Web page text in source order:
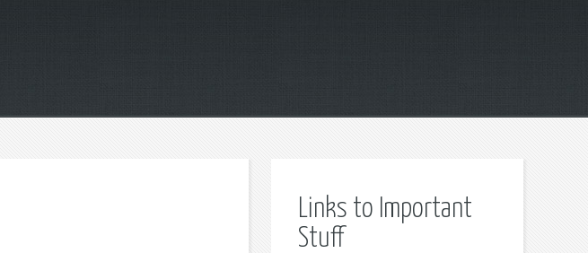
Links to Important
Stuff